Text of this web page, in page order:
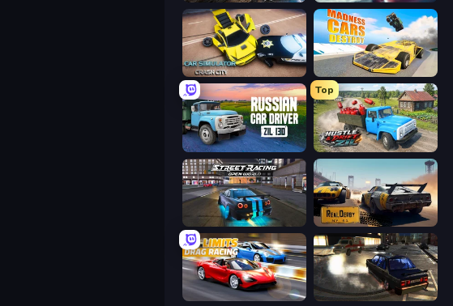
Car Simulator: Crash City Madness Cars Destroy
Russian Car Driver ZIL 130
Top
Hustle & Drift in ZIL
RealDerby - Crash Day
No Limits: Drag Racing City Classic Car Driving: 131